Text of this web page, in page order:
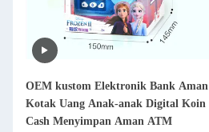
OEM kustom Elektronik Bank Aman
Kotak Uang Anak-anak Digital Koin
Cash Menyimpan Aman ATM